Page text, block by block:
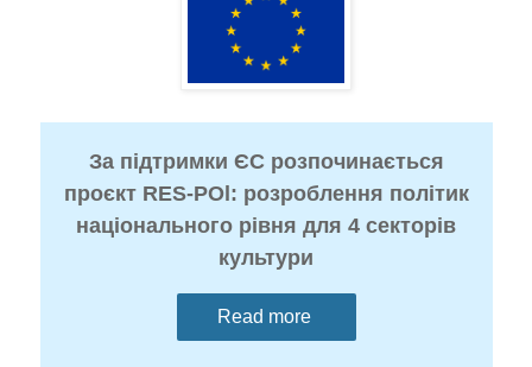
За підтримки ЄС розпочинається
проєкт RES-POl: розроблення політик
національного рівня для 4 секторів
культури
Read more